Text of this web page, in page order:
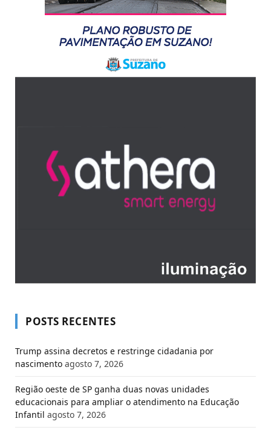
POSTS RECENTES
Trump assina decretos e restringe cidadania por
nascimento agosto 7, 2026
Região oeste de SP ganha duas novas unidades
educacionais para ampliar o atendimento na Educação
Infantil agosto 7, 2026